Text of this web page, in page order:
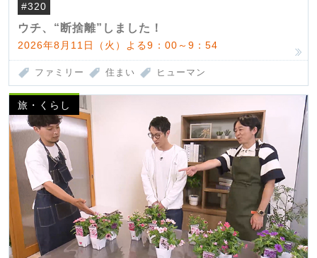
#320
ウチ、“断捨離”しました！
2026年8月11日（火）よる9：00～9：54
ファミリー 住まい ヒューマン
旅・くらし